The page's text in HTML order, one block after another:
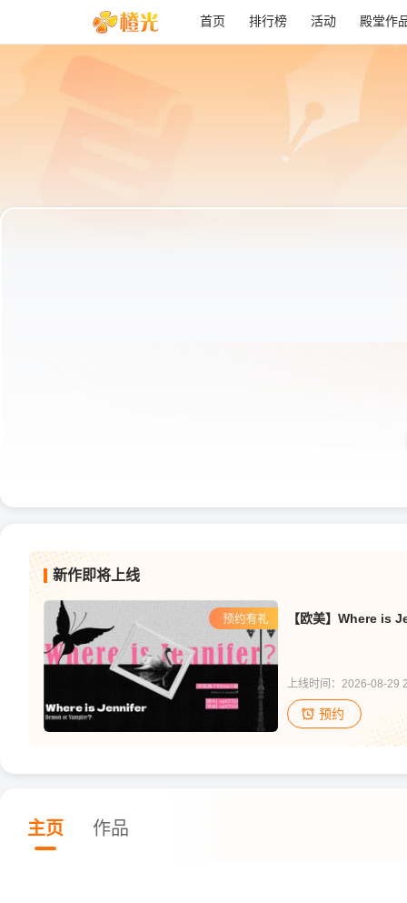
首页 排行榜 活动 殿堂作
新作即将上线
上线时间：2026-08-29
预约
主页 作品